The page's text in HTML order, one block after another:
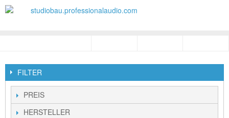
FILTER
PREIS
HERSTELLER